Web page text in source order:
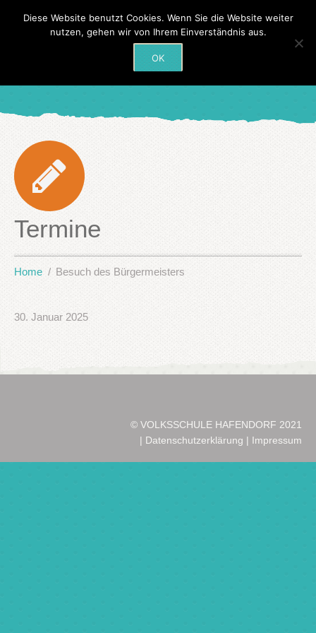
Termine
Home Besuch des Bürgermeisters
30. Januar 2025
© VOLKSSCHULE HAFENDORF 2021
| Datenschutzerklärung | Impressum
Diese Website benutzt Cookies. Wenn Sie die Website weiter
nutzen, gehen wir von Ihrem Einverständnis aus.
OK